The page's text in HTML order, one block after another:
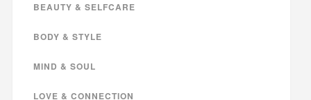
BEAUTY & SELFCARE
BODY & STYLE
MIND & SOUL
LOVE & CONNECTION